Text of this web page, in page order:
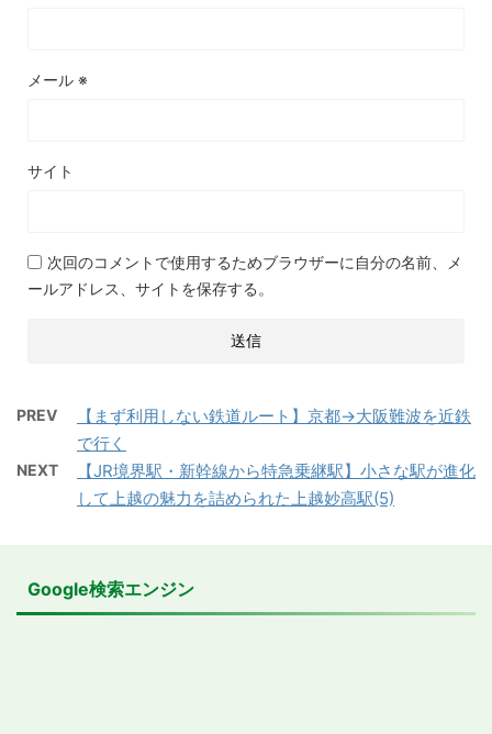
メール ※
サイト
次回のコメントで使用するためブラウザーに自分の名前、メ
ールアドレス、サイトを保存する。
PREV
【まず利用しない鉄道ルート】京都→大阪難波を近鉄
で行く
NEXT
【JR境界駅・新幹線から特急乗継駅】小さな駅が進化
して上越の魅力を詰められた上越妙高駅(5)
Google検索エンジン